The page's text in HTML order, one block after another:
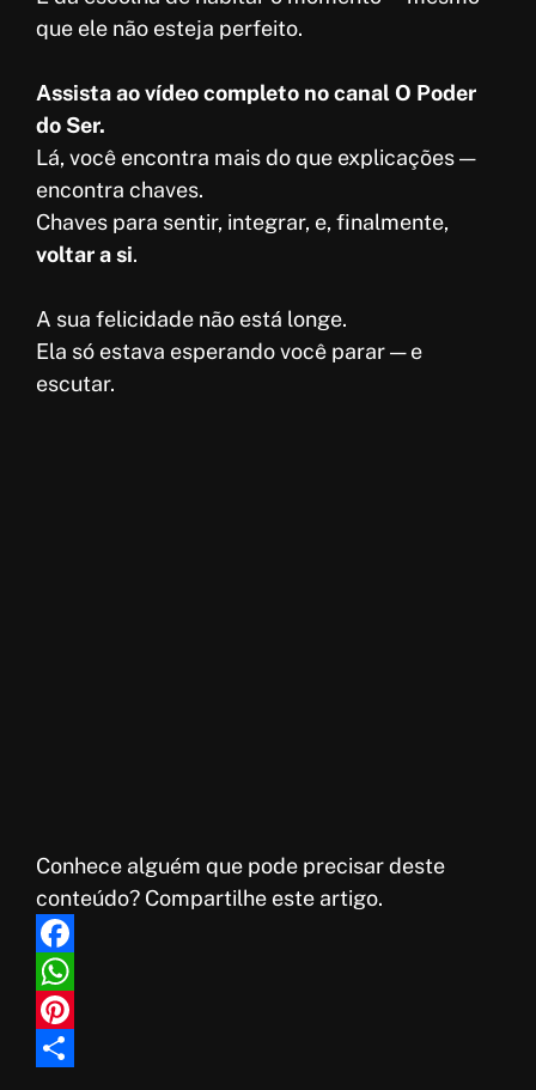
que ele não esteja perfeito.
Assista ao vídeo completo no canal O Poder
do Ser.
Lá, você encontra mais do que explicações —
encontra chaves.
Chaves para sentir, integrar, e, finalmente,
voltar a si.
A sua felicidade não está longe.
Ela só estava esperando você parar — e
escutar.
Conhece alguém que pode precisar deste
conteúdo? Compartilhe este artigo.
F
a
c
W
hP